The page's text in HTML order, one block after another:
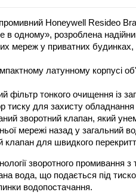
Honeywell Resideo
в одному», розроблена
мереж у приватних
латунному корпусі
фільтр тонкого очищення із
тиску для захисту обладнання
зворотний клапан, який
мережі назад у загальний
клапан для швидкого
зворотного промивання
вода, що подається під
водопостачання.